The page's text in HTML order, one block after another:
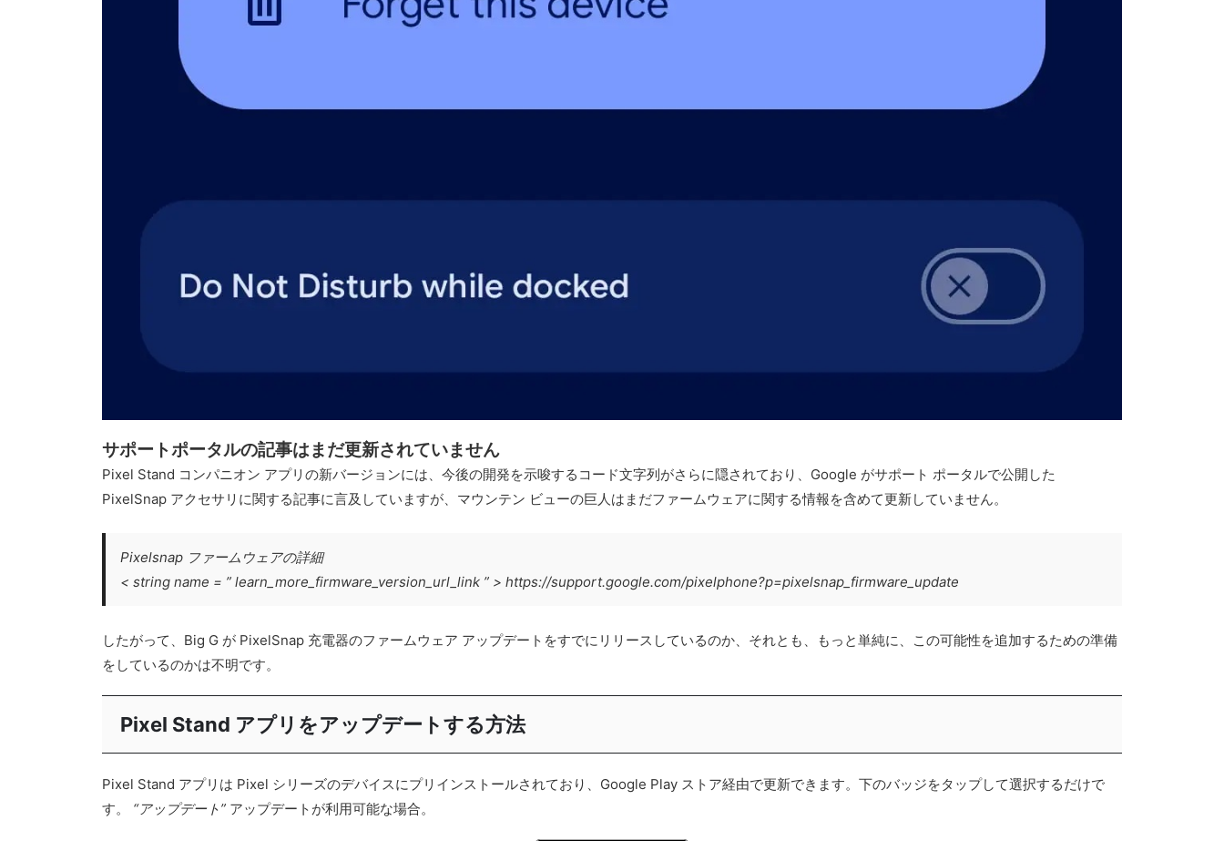
サポートポータルの記事はまだ更新されていません
Pixel Stand コンパニオン アプリの新バージョンには、今後の開発を示唆するコード文字列がさらに隠されており、Google がサポート ポータルで公開した
PixelSnap アクセサリに関する記事に言及していますが、マウンテン ビューの巨人はまだファームウェアに関する情報を含めて更新していません。
Pixelsnap ファームウェアの詳細
< string name = ” learn_more_firmware_version_url_link ” > https://support.google.com/pixelphone?p=pixelsnap_firmware_update
したがって、Big G が PixelSnap 充電器のファームウェア アップデートをすでにリリースしているのか、それとも、もっと単純に、この可能性を追加するための準備
をしているのかは不明です。
Pixel Stand アプリをアップデートする方法
Pixel Stand アプリは Pixel シリーズのデバイスにプリインストールされており、Google Play ストア経由で更新できます。下のバッジをタップして選択するだけで
す。 “アップデート” アップデートが利用可能な場合。